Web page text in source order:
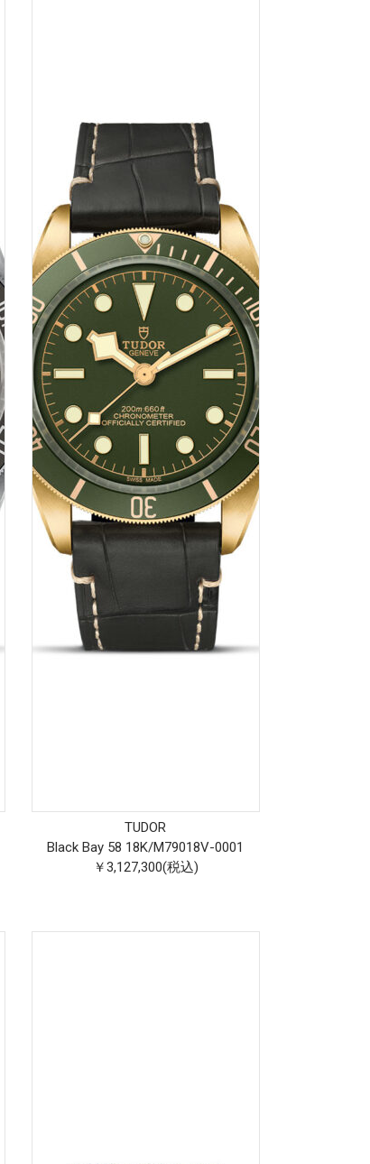
TUDOR
Black Bay 58 18K/M79018V-0001
￥3,127,300(税込)